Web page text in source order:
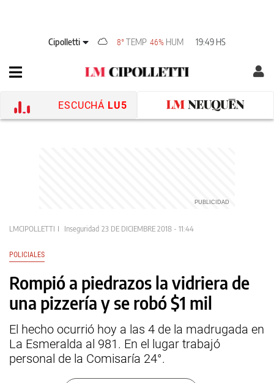
Cipolletti 8°TEMP 46% HUM 19:49 HS
ESCUCHÁ LU5
LMCIPOLLETTI Inseguridad 23 DE DICIEMBRE 2018 - 11:44
POLICIALES
Rompió a piedrazos la vidriera de
una pizzería y se robó $1 mil
El hecho ocurrió hoy a las 4 de la madrugada en
La Esmeralda al 981. En el lugar trabajó
personal de la Comisaría 24°.